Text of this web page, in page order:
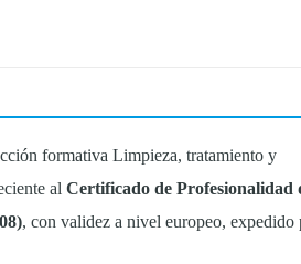
formativa Limpieza, tratamiento y
al Certificado de Profesionalidad
, con validez a nivel europeo, expedido